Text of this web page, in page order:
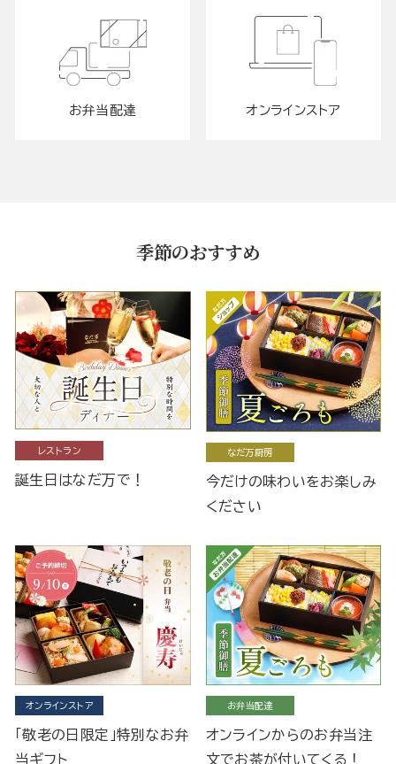
お弁当配達 オンラインストア
季節のおすすめ
レストラン
誕生日はなだ万で！
なだ万厨房
今だけの味わいをお楽しみ
ください
オンラインストア
「敬老の日限定」特別なお弁
当ギフト
お弁当配達
オンラインからのお弁当注
文でお茶が付いてくる！